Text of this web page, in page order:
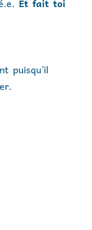
Et fait toi
puisqu’il